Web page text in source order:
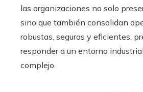
las organizaciones no solo
sino que también consolidan
robustas, seguras y eficientes,
responder a un entorno
complejo.